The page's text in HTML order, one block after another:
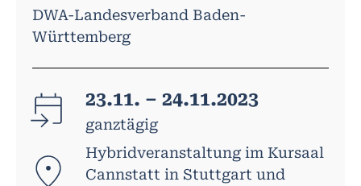
DWA-Landesverband Baden-
Württemberg
23.11. – 24.11.2023
ganztägig
Hybridveranstaltung im Kursaal
Cannstatt in Stuttgart und